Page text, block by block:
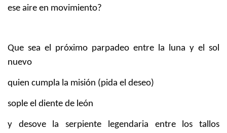
ese aire en movimiento?
Que sea el próximo parpadeo entre la luna y el sol
nuevo
quien cumpla la misión (pida el deseo)
sople el diente de león
y desove la serpiente legendaria entre los tallos